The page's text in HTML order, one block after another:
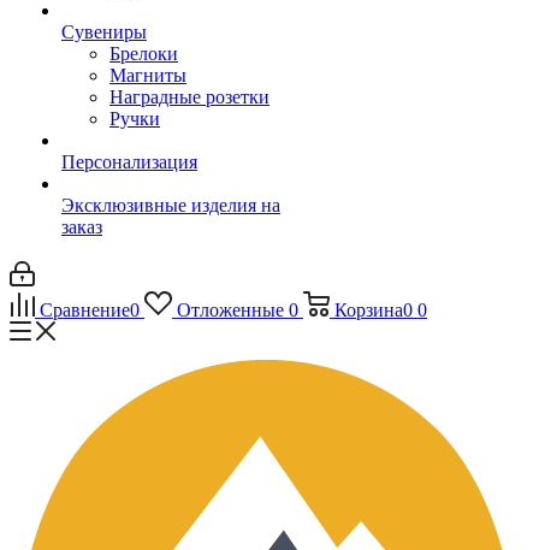
Сувениры
Брелоки
Магниты
Наградные розетки
Ручки
Персонализация
Эксклюзивные изделия на
заказ
Сравнение0 Отложенные 0 Корзина0 0